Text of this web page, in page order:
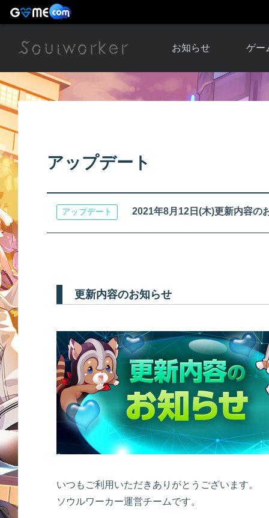
お知らせ
お知らせ一覧
ゲー
ソウ
アップ
アップデート
アップデート 2021年8月12日(木)更新内容の
更新内容のお知らせ
いつもご利用いただきありがとうございます。
ソウルワーカー運営チームです。